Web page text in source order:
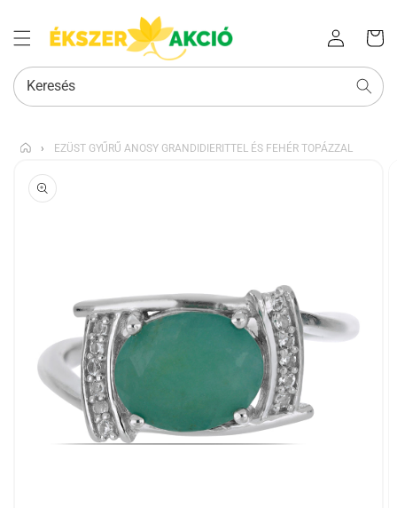
Bejelentkezés
kosara
Keresés
› EZÜST GYŰRŰ ANOSY GRANDIDIERITTEL ÉS FEHÉR TOPÁZZAL
UGRÁS A
TERMÉKADATOKRA